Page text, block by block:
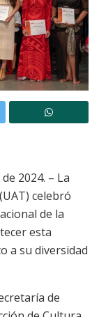
2024. – La
celebró
de la
esta
a su diversidad
de